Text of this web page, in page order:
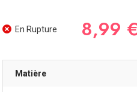
En Rupture 8,99 €
Matière